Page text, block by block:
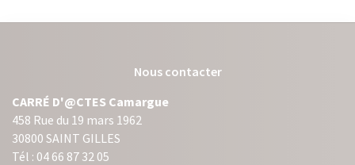
Nous contacter
CARRÉ D'@CTES Camargue
458 Rue du 19 mars 1962
30800 SAINT GILLES
Tél : 04 66 87 32 05